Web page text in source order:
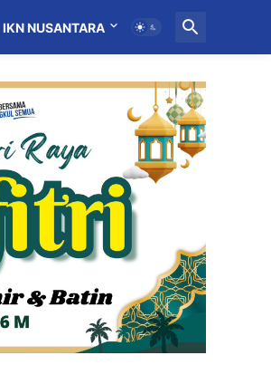
IKN NUSANTARA MITRA